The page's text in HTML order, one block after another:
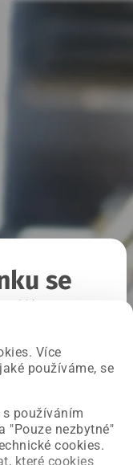
Více
používáme, se
používáním
"Pouze nezbytné"
cookies.
které cookies
se
ji opravujeme.
stránku.
strana